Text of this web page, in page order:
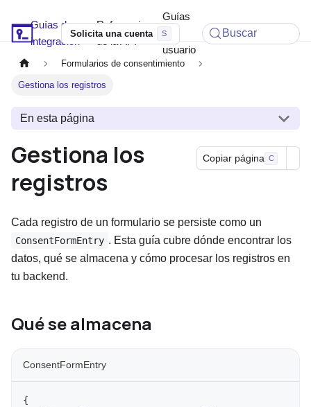
Soyio Docs
Guías de
integración
Referencia
de la API
Guías
de
usuario
Solicita una cuenta Buscar
Formularios de consentimiento
Gestiona los registros
En esta página
Gestiona los
registros
Copiar página C
Cada registro de un formulario se persiste como un
ConsentFormEntry . Esta guía cubre dónde encontrar los
datos, qué se almacena y cómo procesar los registros en
tu backend.
Qué se almacena
ConsentFormEntry
{